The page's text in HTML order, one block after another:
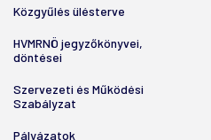
Közgyűlés ülésterve
HVMRNÖ jegyzőkönyvei,
döntései
Szervezeti és Működési
Szabályzat
Pályázatok